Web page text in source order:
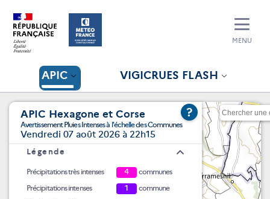
APIC VIGICRUES FLASH
MENU
APIC Hexagone et Corse
Avertissement Pluies Intenses à l'échelle des Communes
Vendredi 07 août 2026 à 22h15
?
Légende
Précipitations très intenses 4
communes
Précipitations intenses
1
commune